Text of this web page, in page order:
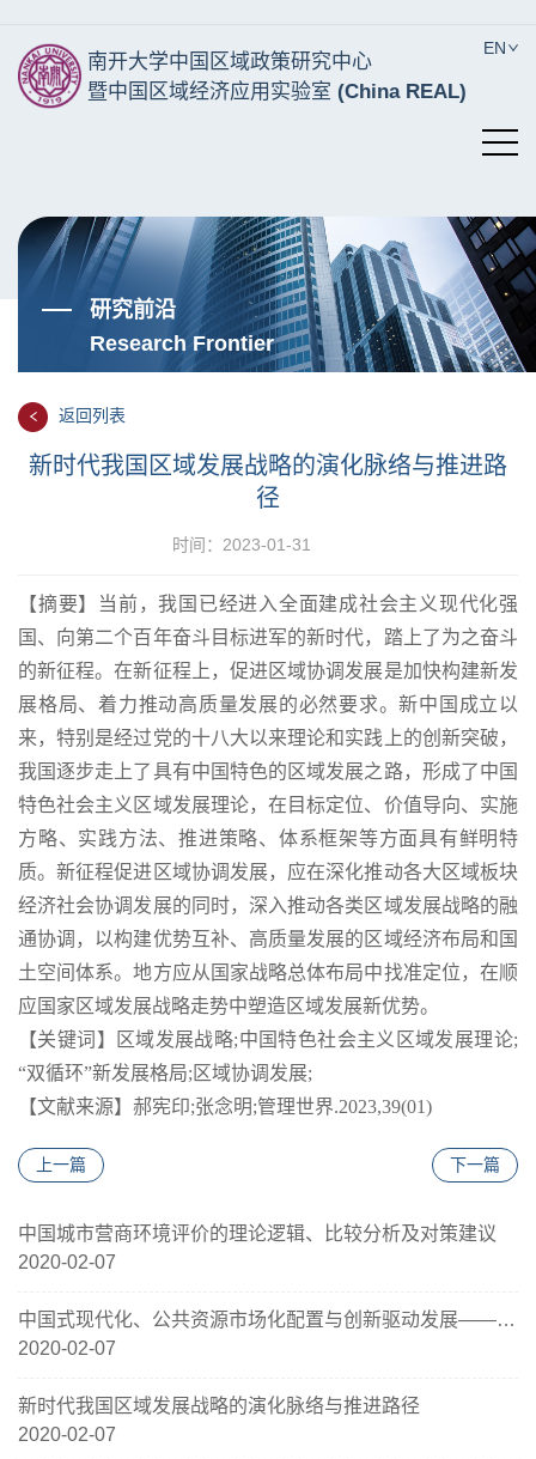
EN
南开大学中国区域政策研究中心
暨中国区域经济应用实验室(China REAL)
研究前沿
Research Frontier
返回列表
新时代我国区域发展战略的演化脉络与推进路
径
时间：2023-01-31
【摘要】
当前，我国已经进入全面建成社会主义现代化强
国、向第二个百年奋斗目标进军的新时代，踏上了为之奋斗
的新征程。在新征程上，促进区域协调发展是加快构建新发
展格局、着力推动高质量发展的必然要求。新中国成立以
来，特别是经过党的十八大以来理论和实践上的创新突破，
我国逐步走上了具有中国特色的区域发展之路，形成了中国
特色社会主义区域发展理论，在目标定位、价值导向、实施
方略、实践方法、推进策略、体系框架等方面具有鲜明特
质。新征程促进区域协调发展，应在深化推动各大区域板块
经济社会协调发展的同时，深入推动各类区域发展战略的融
通协调，以构建优势互补、高质量发展的区域经济布局和国
土空间体系。地方应从国家战略总体布局中找准定位，在顺
应国家区域发展战略走势中塑造区域发展新优势。
【关键词 】 区域发展战略;中国特色社会主义区域发展理论;
“双循环”新发展格局;区域协调发展;
【文献来源】郝宪印;张念明;管理世界.2023,39(01)
上一篇 下一篇
中国城市营商环境评价的理论逻辑、比较分析及对策建议
2020-02-07
中国式现代化、公共资源市场化配置与创新驱动发展——来自城市公共资源交易中心设立的经验证据
2020-02-07
新时代我国区域发展战略的演化脉络与推进路径
2020-02-07